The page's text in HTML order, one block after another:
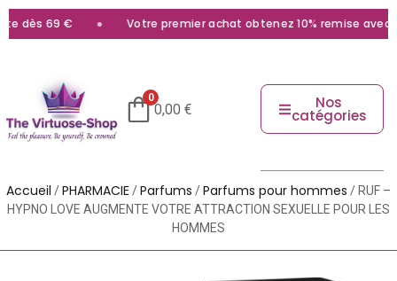
dès 69 € Votre premier achat obtenez 10% remise avec le
0
0,00 € Nos
catégories
Accueil /PHARMACIE /Parfums /Parfums pour hommes / RUF –
HYPNO LOVE AUGMENTE VOTRE ATTRACTION SEXUELLE POUR LES
HOMMES